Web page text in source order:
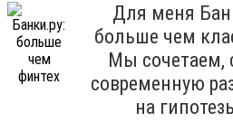
Для меня
больше чем
Мы сочетаем,
современную
на